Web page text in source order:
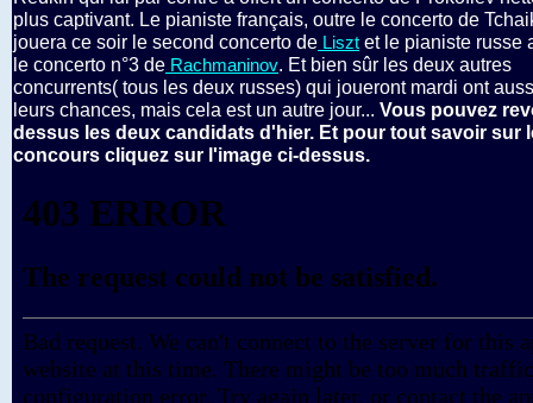
plus captivant. Le pianiste français, outre le concerto de
jouera ce soir le second concerto de Liszt et le pianiste russe
le concerto n°3 de Rachmaninov. Et bien sûr les deux autres
concurrents( tous les deux russes) qui joueront mardi ont
leurs chances, mais cela est un autre jour... Vous pouvez
dessus les deux candidats d'hier. Et pour tout savoir sur
concours cliquez sur l'image ci-dessus.